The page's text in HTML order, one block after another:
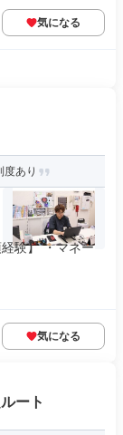
気になる
度あり
験】 ・マネー
気になる
ート